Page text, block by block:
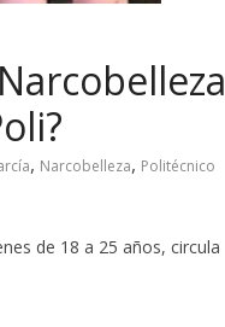
, Narcobelleza, Politécnico
de 18 a 25 años, circula